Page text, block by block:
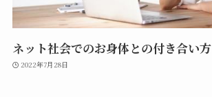
ネット社会でのお身体との付き合い方
2022年7月28日